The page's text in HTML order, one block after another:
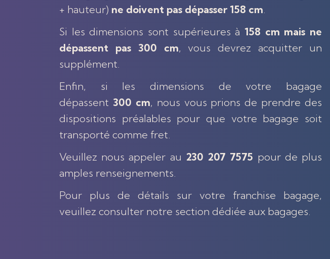
+ hauteur) ne doivent pas dépasser 158 cm.
Si les dimensions sont supérieures à 158 cm mais ne
dépassent pas 300 cm, vous devrez acquitter un
supplément.
Enfin, si les dimensions de votre bagage
dépassent 300 cm, nous vous prions de prendre des
dispositions préalables pour que votre bagage soit
transporté comme fret.
Veuillez nous appeler au 230 207 7575 pour de plus
amples renseignements.
Pour plus de détails sur votre franchise bagage,
veuillez consulter notre section dédiée aux bagages.